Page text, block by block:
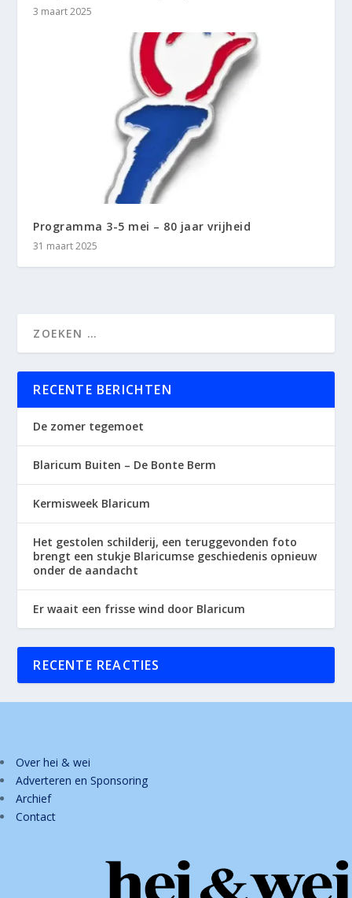
3 maart 2025
Programma 3-5 mei – 80 jaar vrijheid
31 maart 2025
RECENTE BERICHTEN
De zomer tegemoet
Blaricum Buiten – De Bonte Berm
Kermisweek Blaricum
Het gestolen schilderij, een teruggevonden foto
brengt een stukje Blaricumse geschiedenis opnieuw
onder de aandacht
Er waait een frisse wind door Blaricum
RECENTE REACTIES
Over hei & wei
Adverteren en Sponsoring
Archief
Contact